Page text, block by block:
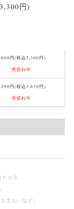
円)
円(税込3,300円)
売切れ中
円(税込3,630円)
売切れ中
わせる
支払いなど)